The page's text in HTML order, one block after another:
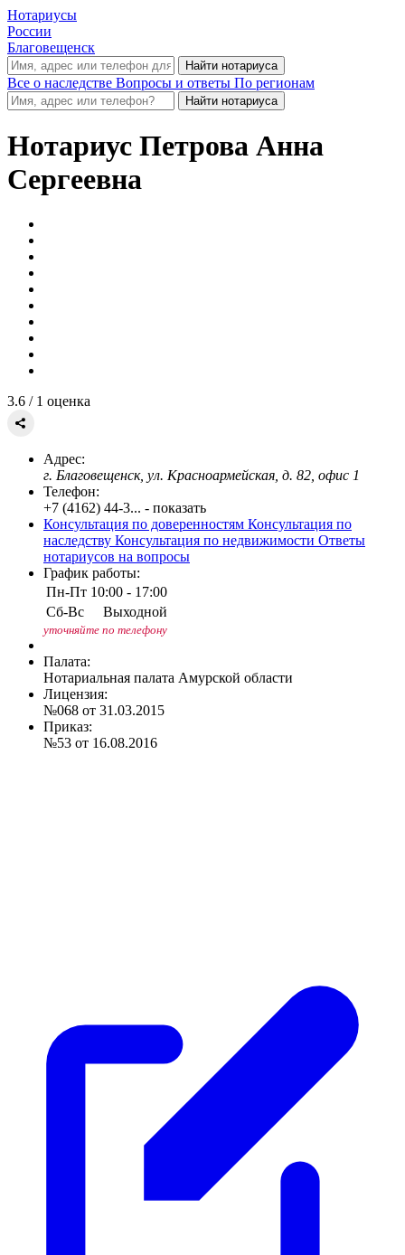
Нотариусы
России
Благовещенск
Все о наследстве Вопросы и ответы По регионам
Нотариус Петрова Анна
Сергеевна
3.6 / 1 оценка
Адрес:
г. Благовещенск, ул. Красноармейская, д. 82, офис 1
Телефон:
+7 (4162) 44-3... - показать
Консультация по доверенностям Консультация по
наследству Консультация по недвижимости Ответы
нотариусов на вопросы
График работы:
Пн-Пт 10:00 - 17:00
Сб-Вс
Выходной
уточняйте по телефону
Палата:
Нотариальная палата Амурской области
Лицензия:
№068 от 31.03.2015
Приказ:
№53 от 16.08.2016